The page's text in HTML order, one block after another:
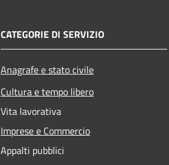
CATEGORIE DI SERVIZIO
Anagrafe e stato civile
Cultura e tempo libero
Vita lavorativa
Imprese e Commercio
Appalti pubblici